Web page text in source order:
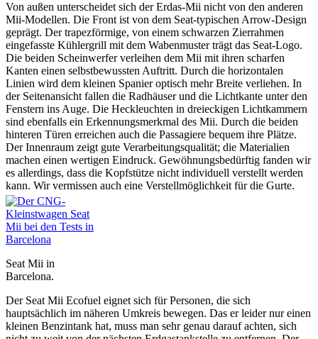
Von außen unterscheidet sich der Erdas-Mii nicht von den anderen
Mii-Modellen. Die Front ist von dem Seat-typischen Arrow-Design
geprägt. Der trapezförmige, von einem schwarzen Zierrahmen
eingefasste Kühlergrill mit dem Wabenmuster trägt das Seat-Logo.
Die beiden Scheinwerfer verleihen dem Mii mit ihren scharfen
Kanten einen selbstbewussten Auftritt. Durch die horizontalen
Linien wird dem kleinen Spanier optisch mehr Breite verliehen. In
der Seitenansicht fallen die Radhäuser und die Lichtkante unter den
Fenstern ins Auge. Die Heckleuchten in dreieckigen Lichtkammern
sind ebenfalls ein Erkennungsmerkmal des Mii. Durch die beiden
hinteren Türen erreichen auch die Passagiere bequem ihre Plätze.
Der Innenraum zeigt gute Verarbeitungsqualität; die Materialien
machen einen wertigen Eindruck. Gewöhnungsbedürftig fanden wir
es allerdings, dass die Kopfstütze nicht individuell verstellt werden
kann. Wir vermissen auch eine Verstellmöglichkeit für die Gurte.
Seat Mii in
Barcelona.
Der Seat Mii Ecofuel eignet sich für Personen, die sich
hauptsächlich im näheren Umkreis bewegen. Das er leider nur einen
kleinen Benzintank hat, muss man sehr genau darauf achten, sich